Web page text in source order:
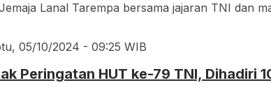
Lanal Tarempa bersama jajaran TNI dan
05/10/2024 - 09:25 WIB
Peringatan HUT ke-79 TNI, Dihadiri